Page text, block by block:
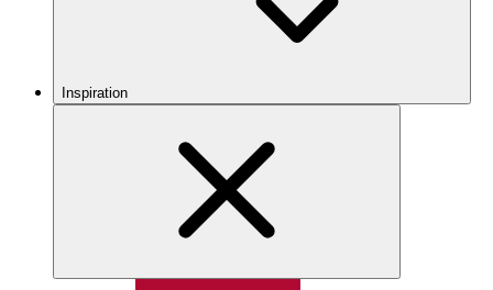
Inspiration